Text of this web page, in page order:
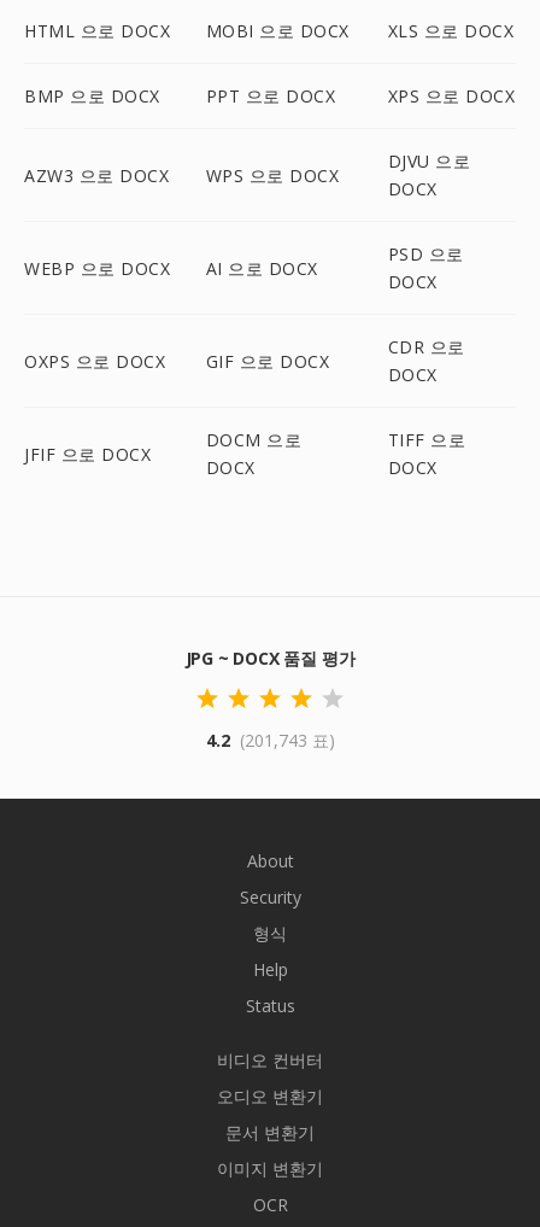
HTML 으로 DOCX MOBI 으로 DOCX XLS 으로 DOCX
BMP 으로 DOCX PPT 으로 DOCX XPS 으로 DOCX
AZW3 으로 DOCX WPS 으로 DOCX
DJVU 으로
DOCX
WEBP 으로 DOCX AI 으로 DOCX
PSD 으로
DOCX
OXPS 으로 DOCX GIF 으로 DOCX
CDR 으로
DOCX
JFIF 으로 DOCX
DOCM 으로
DOCX
TIFF 으로
DOCX
JPG ~ DOCX 품질 평가
4.2 (201,743 표)
About
Security
형식
Help
Status
비디오 컨버터
오디오 변환기
문서 변환기
이미지 변환기
OCR